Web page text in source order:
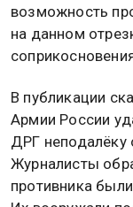
возможность
на данном
В публикации
Армии России
ДРГ неподалёку
Журналисты
противника